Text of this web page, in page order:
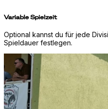
Variable Spielzeit
Optional kannst du für jede
Spieldauer festlegen.